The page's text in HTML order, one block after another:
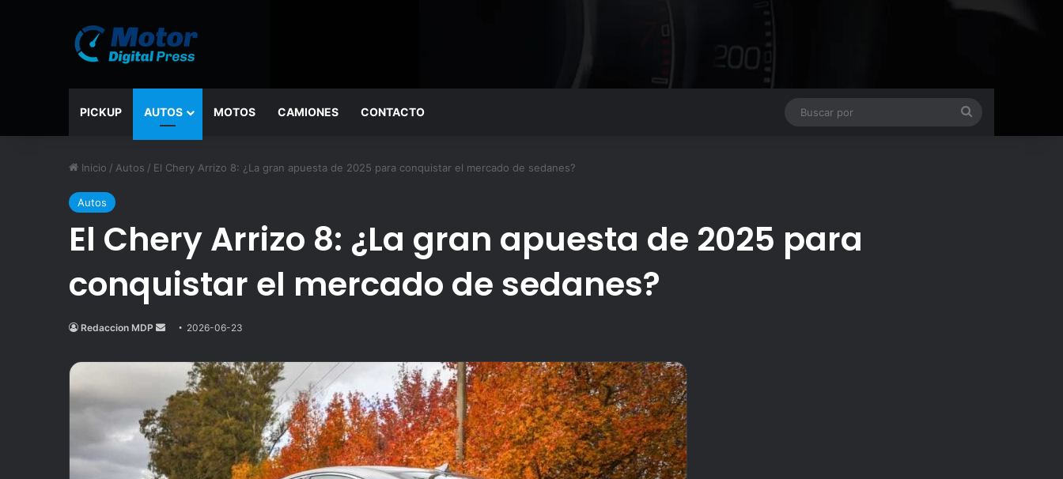
PICKUP AUTOS MOTOS CAMIONES CONTACTO
Inicio / Autos / El Chery Arrizo 8: ¿La gran apuesta de 2025 para conquistar el mercado de sedanes?
Autos
El Chery Arrizo 8: ¿La gran apuesta de 2025 para
conquistar el mercado de sedanes?
Redaccion MDP
Send
email
2026-06-23